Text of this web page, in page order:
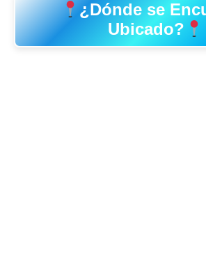
¿Dónde se
Ubicado?